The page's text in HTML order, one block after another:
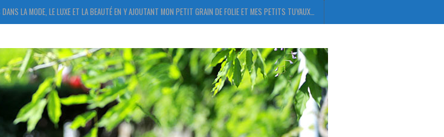
LA MODE, LE LUXE ET LA BEAUTÉ EN Y AJOUTANT MON PETIT GRAIN DE FOLIE ET MES PETITS TUYAUX…